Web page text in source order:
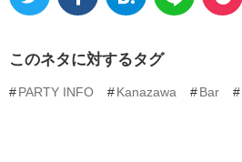
このネタに対するタグ
PARTY INFO Kanazawa Bar